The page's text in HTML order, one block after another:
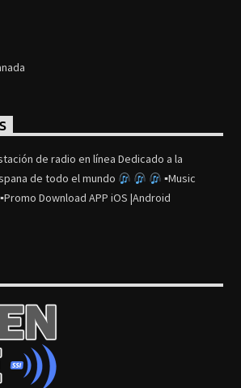
de radio en línea Dedicado a la
de todo el mundo
▪Music
Download APP iOS |Android